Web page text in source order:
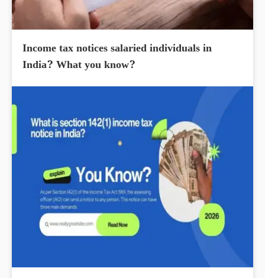
Income tax notices salaried individuals in
India? What you know?